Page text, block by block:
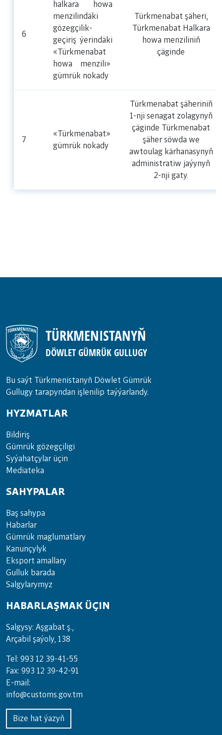
6
halkara howa
menzilindäki
gözegçilik-
geçiriş ýerindäki
«Türkmenabat
howa menzili»
gümrük nokady
Türkmenabat şäheri,
Türkmenabat Halkara
howa menziliniň
çäginde
7
«Türkmenabat»
gümrük nokady
Türkmenabat şäheriniň
1-nji senagat zolagynyň
çäginde Türkmenabat
şäher söwda we
awtoulag kärhanasynyň
administratiw jaýynyň
2-nji gaty.
TÜRKMENISTANYŇ
DÖWLET GÜMRÜK GULLUGY
Bu saýt Türkmenistanyñ Döwlet Gümrük
Gullugy tarapyndan işlenilip taýýarlandy.
HYZMATLAR
Bil­di­riş
Güm­rük gö­zeg­çi­li­gi
Sy­ýa­hat­çy­lar ü­çin
Media­teka
SAHYPALAR
Baş sahypa
Habarlar
Gümrük maglumatlary
Kanunçylyk
Eksport amallary
Gulluk barada
Salgylarymyz
HABARLAŞMAK ÜÇIN
Salgysy: Aşgabat ş.,
Arçabil şaýoly, 138
Tel: 993 12 39-41-55
Fax: 993 12 39-42-91
E-mail:
info@customs.gov.tm
Bize hat ýazyň